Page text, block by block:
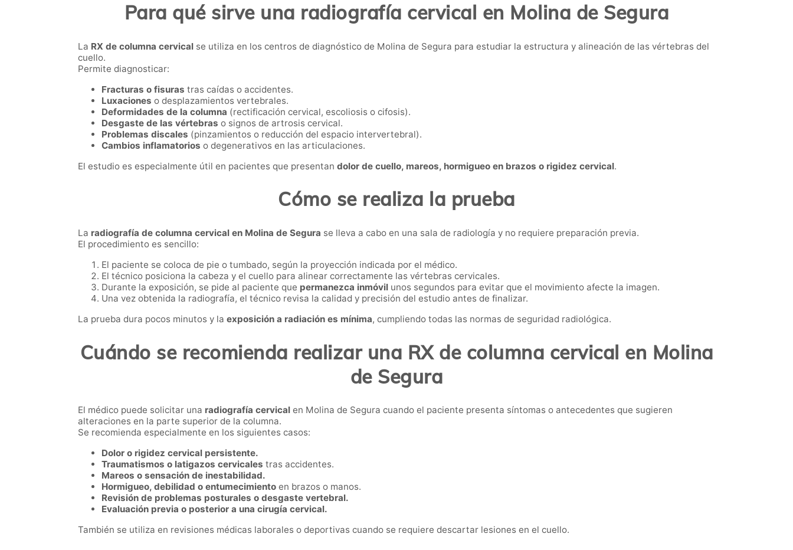
Para qué sirve una radiografía cervical en Molina de Segura
La RX de columna cervical se utiliza en los centros de diagnóstico de Molina de Segura para estudiar la estructura y alineación de las vértebras del
cuello.
Permite diagnosticar:
Fracturas o fisuras tras caídas o accidentes.
Luxaciones o desplazamientos vertebrales.
Deformidades de la columna (rectificación cervical, escoliosis o cifosis).
Desgaste de las vértebras o signos de artrosis cervical.
Problemas discales (pinzamientos o reducción del espacio intervertebral).
Cambios inflamatorios o degenerativos en las articulaciones.
El estudio es especialmente útil en pacientes que presentan dolor de cuello, mareos, hormigueo en brazos o rigidez cervical.
Cómo se realiza la prueba
La radiografía de columna cervical en Molina de Segura se lleva a cabo en una sala de radiología y no requiere preparación previa.
El procedimiento es sencillo:
El paciente se coloca de pie o tumbado, según la proyección indicada por el médico.
El técnico posiciona la cabeza y el cuello para alinear correctamente las vértebras cervicales.
Durante la exposición, se pide al paciente que permanezca inmóvil unos segundos para evitar que el movimiento afecte la imagen.
Una vez obtenida la radiografía, el técnico revisa la calidad y precisión del estudio antes de finalizar.
La prueba dura pocos minutos y la exposición a radiación es mínima, cumpliendo todas las normas de seguridad radiológica.
Cuándo se recomienda realizar una RX de columna cervical en Molina
de Segura
El médico puede solicitar una radiografía cervical en Molina de Segura cuando el paciente presenta síntomas o antecedentes que sugieren
alteraciones en la parte superior de la columna.
Se recomienda especialmente en los siguientes casos:
Dolor o rigidez cervical persistente.
Traumatismos o latigazos cervicales tras accidentes.
Mareos o sensación de inestabilidad.
Hormigueo, debilidad o entumecimiento en brazos o manos.
Revisión de problemas posturales o desgaste vertebral.
Evaluación previa o posterior a una cirugía cervical.
También se utiliza en revisiones médicas laborales o deportivas cuando se requiere descartar lesiones en el cuello.